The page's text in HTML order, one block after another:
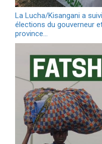
La Lucha/Kisangani a
élections du gouverneur
province…